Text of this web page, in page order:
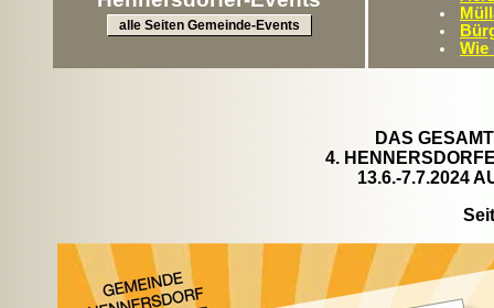
alle Seiten Gemeinde-Events
Wie
DAS
4.
13.6.-7.7.2024